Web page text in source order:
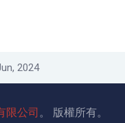
2024
限公司。 版權所有。